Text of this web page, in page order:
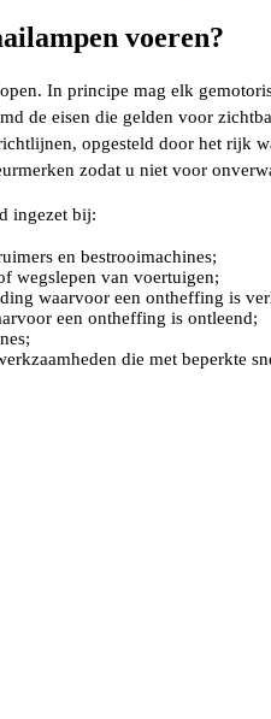
voeren?
In principe mag elk
de eisen die gelden voor
opgesteld door het rijk
zodat u niet voor
ingezet bij:
en bestrooimachines;
wegslepen van voertuigen;
waarvoor een ontheffing is
een ontheffing is ontleend;
die met beperkte